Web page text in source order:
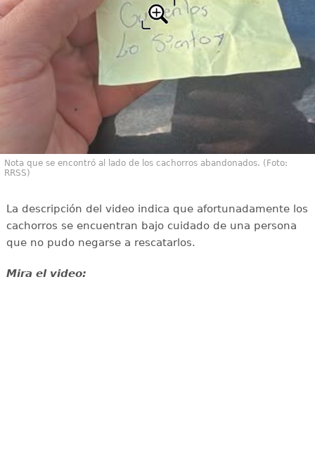
Nota que se encontró al lado de los cachorros abandonados. (Foto:
RRSS)
La descripción del video indica que afortunadamente los
cachorros se encuentran bajo cuidado de una persona
que no pudo negarse a rescatarlos.
Mira el video: